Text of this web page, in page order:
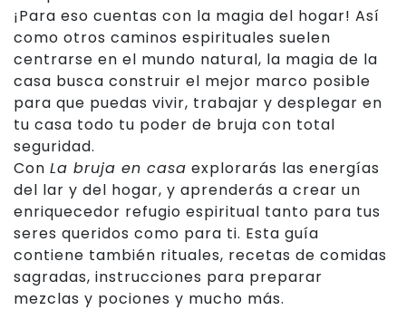
¡Para eso cuentas con la magia del hogar! Así
como otros caminos espirituales suelen
centrarse en el mundo natural, la magia de la
casa busca construir el mejor marco posible
para que puedas vivir, trabajar y desplegar en
tu casa todo tu poder de bruja con total
seguridad.
Con La bruja en casa explorarás las energías
del lar y del hogar, y aprenderás a crear un
enriquecedor refugio espiritual tanto para tus
seres queridos como para ti. Esta guía
contiene también rituales, recetas de comidas
sagradas, instrucciones para preparar
mezclas y pociones y mucho más.